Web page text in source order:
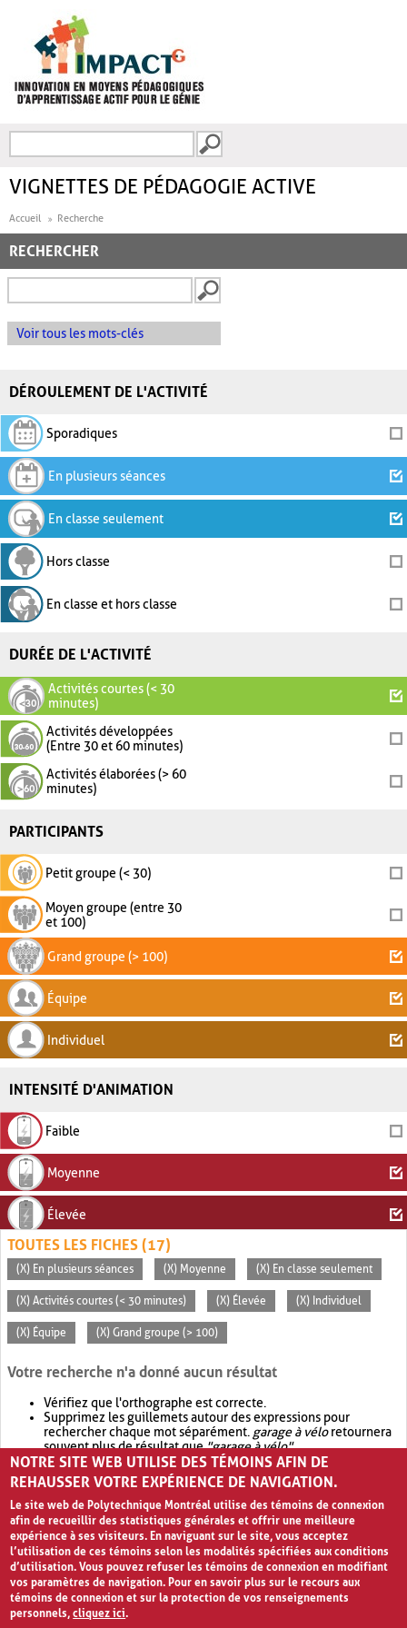
FORMULAIRE DE
VIGNETTES DE PÉDAGOGIE ACTIVE
Accueil Recherche
RECHERCHER
Voir tous les mots-clés
DÉROULEMENT DE L'ACTIVITÉ
Sporadiques
En plusieurs séances
En classe seulement
Hors classe
En classe et hors classe
DURÉE DE L'ACTIVITÉ
Activités courtes (< 30
minutes)
Activités développées
(Entre 30 et 60 minutes)
Activités élaborées (> 60
minutes)
PARTICIPANTS
Petit groupe (< 30)
Moyen groupe (entre 30
et 100)
Grand groupe (> 100)
Équipe
Individuel
INTENSITÉ D'ANIMATION
Faible
Moyenne
Élevée
TOUTES LES FICHES (17)
(X) En plusieurs séances (X) Moyenne (X) En classe seulement
(X) Activités courtes (< 30 minutes) (X) Élevée (X) Individuel
(X) Équipe (X) Grand groupe (> 100)
Votre recherche n'a donné aucun résultat
Vérifiez que l'orthographe est correcte.
Supprimez les guillemets autour des expressions pour
rechercher chaque mot séparément. garage à véloretournera
souvent plus de résultat que"garage à vélo".
Envisagez d'élargir votre recherche avec OR.garage OR vélo
retournera souvent plus de résultat quegarage à vélo
NOTRE SITE WEB UTILISE DES TÉMOINS AFIN DE
REHAUSSER VOTRE EXPÉRIENCE DE NAVIGATION.
Le site web de Polytechnique Montréal utilise des témoins de connexion
afin de recueillir des statistiques générales et offrir une meilleure
expérience à ses visiteurs. En naviguant sur le site, vous acceptez
l’utilisation de ces témoins selon les modalités spécifiées aux conditions
d’utilisation. Vous pouvez refuser les témoins de connexion en modifiant
vos paramètres de navigation. Pour en savoir plus sur le recours aux
témoins de connexion et sur la protection de vos renseignements
personnels,cliquez ici.